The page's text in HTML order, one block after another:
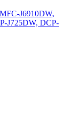
J6910DW,
J725DW, DCP-